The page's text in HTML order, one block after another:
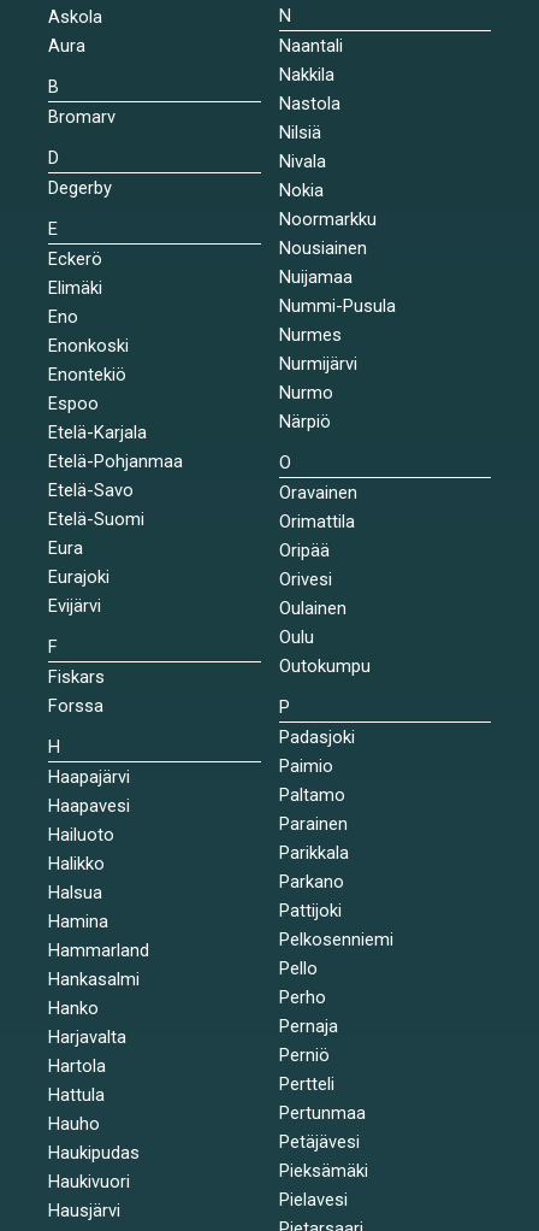
Askola
Aura
B
Bromarv
D
Degerby
E
Eckerö
Elimäki
Eno
Enonkoski
Enontekiö
Espoo
Etelä-Karjala
Etelä-Pohjanmaa
Etelä-Savo
Etelä-Suomi
Eura
Eurajoki
Evijärvi
F
Fiskars
Forssa
H
Haapajärvi
Haapavesi
Hailuoto
Halikko
Halsua
Hamina
Hammarland
Hankasalmi
Hanko
Harjavalta
Hartola
Hattula
Hauho
Haukipudas
Haukivuori
Hausjärvi
N
Naantali
Nakkila
Nastola
Nilsiä
Nivala
Nokia
Noormarkku
Nousiainen
Nuijamaa
Nummi-Pusula
Nurmes
Nurmijärvi
Nurmo
Närpiö
O
Oravainen
Orimattila
Oripää
Orivesi
Oulainen
Oulu
Outokumpu
P
Padasjoki
Paimio
Paltamo
Parainen
Parikkala
Parkano
Pattijoki
Pelkosenniemi
Pello
Perho
Pernaja
Perniö
Pertteli
Pertunmaa
Petäjävesi
Pieksämäki
Pielavesi